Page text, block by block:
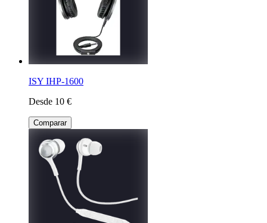
ISY IHP-1600
Desde 10 €
Comparar